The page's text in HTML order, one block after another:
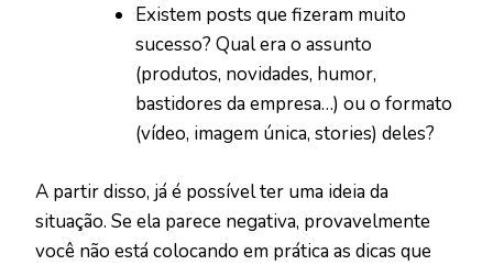
Existem posts que fizeram muito
sucesso? Qual era o assunto
(produtos, novidades, humor,
bastidores da empresa…) ou o formato
(vídeo, imagem única, stories) deles?
A partir disso, já é possível ter uma ideia da
situação. Se ela parece negativa, provavelmente
você não está colocando em prática as dicas que